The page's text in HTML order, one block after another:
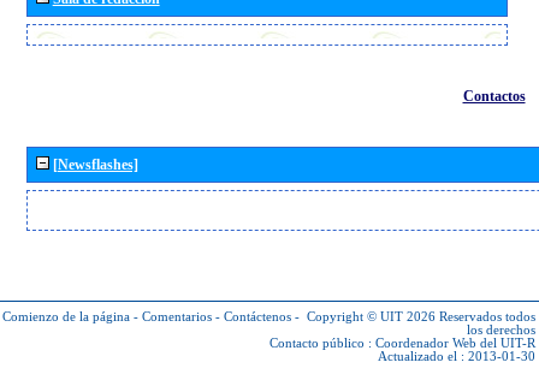
Contactos
[Newsflashes]
Comienzo de la página - Comentarios - Contáctenos - Copyright © UIT 2026 Reservados todos
los derechos
Contacto público : Coordenador Web del UIT-R
Actualizado el : 2013-01-30